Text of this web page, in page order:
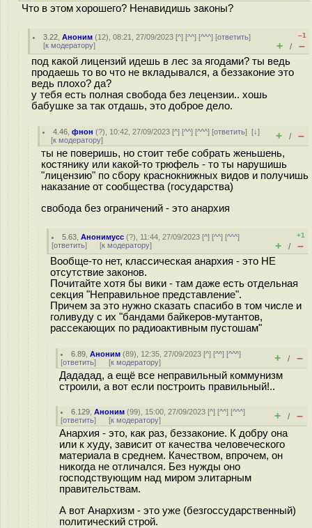
Что в этом хорошего? Ненавидишь законы?
3.22 ,Аноним (12), 08:21, 27/09/2023 [^] [^^] [^^^] [ответить]
[к модератору]
–1
+ / –
под какой лицензий идешь в лес за ягодами? ты ведь
продаешь то во что не вкладывался, а беззаконие это
ведь плохо? да?
у тебя есть полная свобода без лецензии.. хошь
бабушке за так отдашь, это доброе дело.
4.46 ,фнон (?), 10:42, 27/09/2023 [^] [^^] [^^^] [ответить][↓]
[к модератору] + / –
ты не поверишь, но стоит тебе собрать женьшень,
костянику или какой-то трюфель - то ты нарушишь
"лицензию" по сбору краснокнижных видов и получишь
наказание от сообщества (государства)
свобода без ограничений - это анархия
5.63 ,Анонимусс (?), 11:44, 27/09/2023 [^] [^^] [^^^]
[ответить] [к модератору]
+1
+ / –
Вообще-то нет, классическая анархия - это НЕ
отсутствие законов.
Почитайте хотя бы вики - там даже есть отдельная
секция "Неправильное представление".
Причем за это нужно сказать спасибо в том числе и
голивуду с их "бандами байкеров-мутантов,
рассекающих по радиоактивным пустошам"
6.89 ,Аноним (89), 12:35, 27/09/2023 [^] [^^] [^^^]
[ответить] [к модератору] + / –
Дададад, а ещё все неправильный коммунизм
строили, а вот если построить правильный!..
6.129 ,Аноним (99), 15:00, 27/09/2023 [^] [^^] [^^^]
[ответить] [к модератору] + / –
Анархия - это, как раз, беззаконие. К добру она
или к худу, зависит от качества человеческого
материала в среднем. Качеством, впрочем, он
никогда не отличался. Без нужды оно
господствующим над миром элитарным
правительствам.
А вот Анархизм - это уже (безгоссударственный)
политический строй.